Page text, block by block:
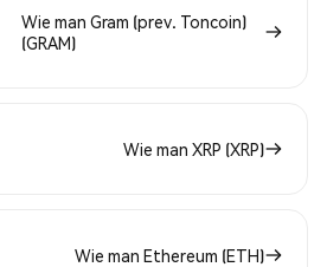
Wie man Gram (prev. Toncoin)
(GRAM)
Wie man XRP (XRP)
Wie man Ethereum (ETH)